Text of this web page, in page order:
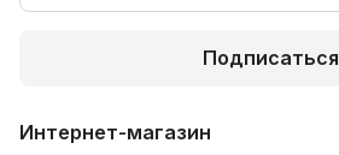
Подписаться
Интернет-магазин